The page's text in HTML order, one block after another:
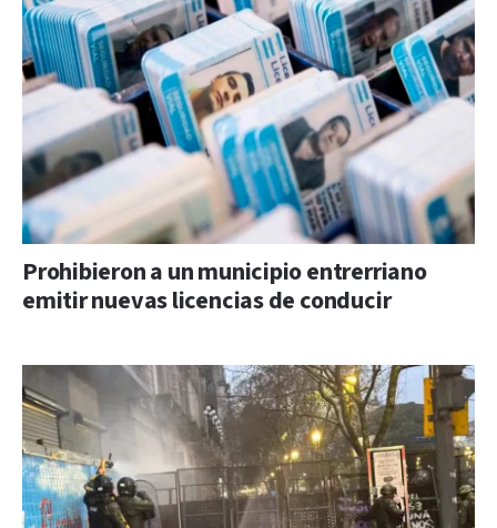
Prohibieron a un municipio entrerriano
emitir nuevas licencias de conducir